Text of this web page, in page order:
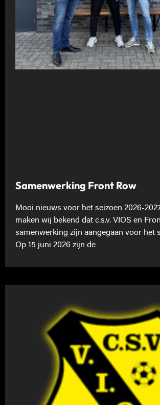
Samenwerking Front Row
Mooi nieuws voor het seizoen 2026-
maken wij bekend dat c.s.v. VIOS en
samenwerking zijn aangegaan voor het
Op 15 juni 2026 zijn de